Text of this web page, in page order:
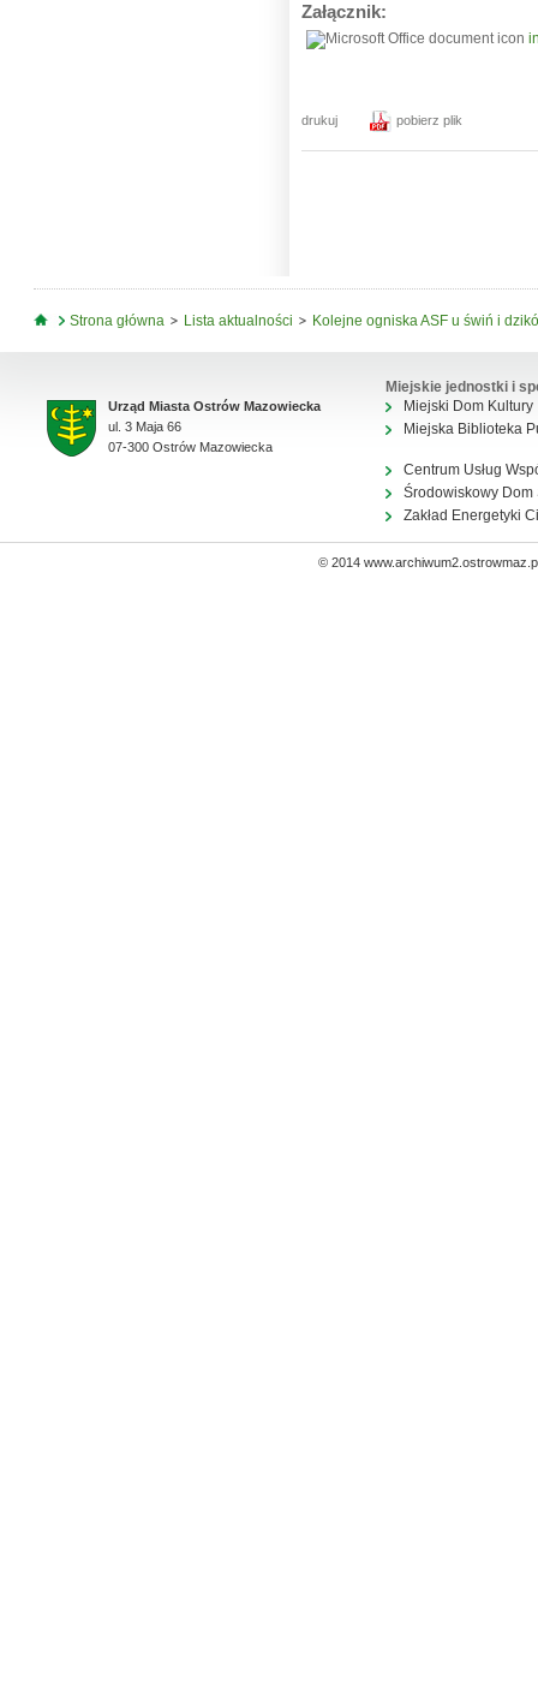
Załącznik:
drukuj pobierz plik
Jesteś tutaj
Strona główna Lista aktualności Kolejne ogniska ASF u świń i
Urząd Miasta Ostrów Mazowiecka
ul. 3 Maja 66
07-300 Ostrów Mazowiecka
Miejskie jednostki i
Miejski Dom Kultury
Miejska Biblioteka
Centrum Usług
Środowiskowy Dom
Zakład Energetyki
© 2014